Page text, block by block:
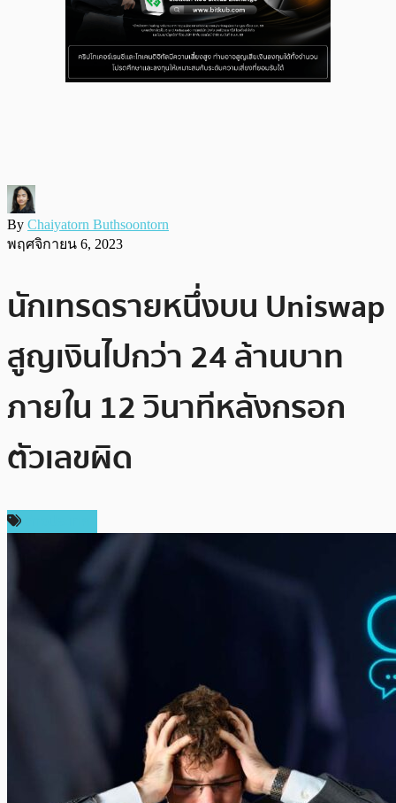
By Chaiyatorn Buthsoontorn
พฤศจิกายน 6, 2023
นักเทรดรายหนึ่งบน Uniswap
สูญเงินไปกว่า 24 ล้านบาท
ภายใน 12 วินาทีหลังกรอก
ตัวเลขผิด